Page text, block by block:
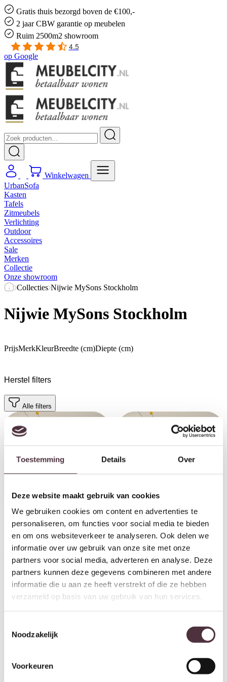
Toestemming Details Over
Deze website maakt gebruik van cookies
We gebruiken cookies om content en advertenties te
personaliseren, om functies voor social media te bieden
en om ons websiteverkeer te analyseren. Ook delen we
informatie over uw gebruik van onze site met onze
partners voor social media, adverteren en analyse. Deze
partners kunnen deze gegevens combineren met andere
informatie die u aan ze heeft verstrekt of die ze hebben
verzameld op basis van uw gebruik van hun services.
Noodzakelijk
Voorkeuren
Gratis thuis bezorgd boven de €100,-
2 jaar CBW garantie op meubelen
Ruim 2500m2 showroom
4.5
op Google
Winkelwagen
UrbanSofa
Kasten
Tafels
Zitmeubels
Verlichting
Outdoor
Accessoires
Sale
Merken
Collectie
Onze showroom
Collecties Nijwie MySons Stockholm
Nijwie MySons Stockholm
PrijsMerkKleurBreedte (cm)Diepte (cm)
Herstel filters
Alle filters
Nijwie MySons Bijzettafel 40,
Mango Brown Walnut –
Stockholm Collection
179,00
Nijwie MySons Salontafel 60,
Mango Brown Walnut –
Stockholm Collection
€
199,00